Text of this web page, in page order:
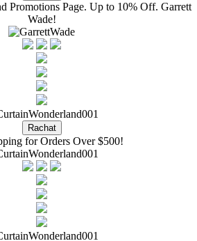
Promotions Page. Up to 10% Off. Garrett
Wade!
for Orders Over $500!